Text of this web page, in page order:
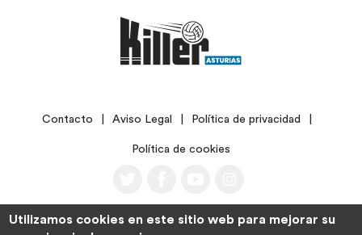
LEGALContacto Aviso Legal Política de privacidad
Política de cookies
Utilizamos cookies en este sitio web para mejorar su